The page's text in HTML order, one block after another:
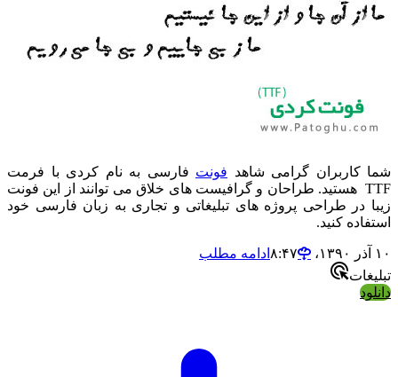
شما کاربران گرامی شاهد فونت فارسی به نام کردی با فرمت
TTF هستید. طراحان و گرافیست های خلاق می توانند از این فونت
زیبا در طراحی پروژه های تبلیغاتی و تجاری به زبان فارسی خود
استفاده کنید.
۱۰ آذر ۱۳۹۰،‏ ۸:۴۷
ادامه مطلب
تبلیغات
دانلود